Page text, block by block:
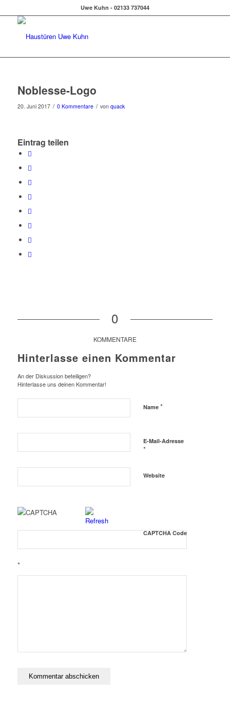
Uwe Kuhn - 02133 737044
Noblesse-Logo
20. Juni 2017 / 0 Kommentare / von quack
Eintrag teilen
0
KOMMENTARE
Hinterlasse einen Kommentar
An der Diskussion beteiligen?
Hinterlasse uns deinen Kommentar!
Name *
E-Mail-Adresse
*
Website
CAPTCHA Code
*